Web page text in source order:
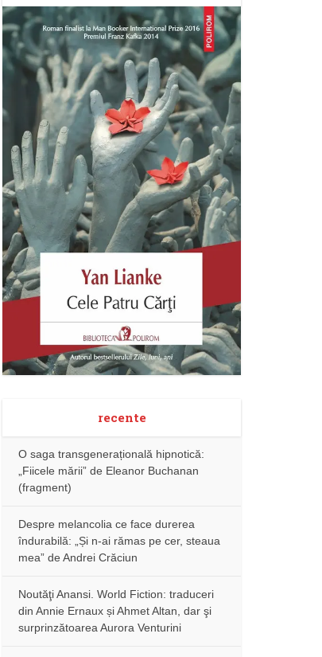
recente
O saga transgenerațională hipnotică:
„Fiicele mării” de Eleanor Buchanan
(fragment)
Despre melancolia ce face durerea
îndurabilă: „Și n-ai rămas pe cer, steaua
mea” de Andrei Crăciun
Noutăţi Anansi. World Fiction: traduceri
din Annie Ernaux și Ahmet Altan, dar şi
surprinzătoarea Aurora Venturini